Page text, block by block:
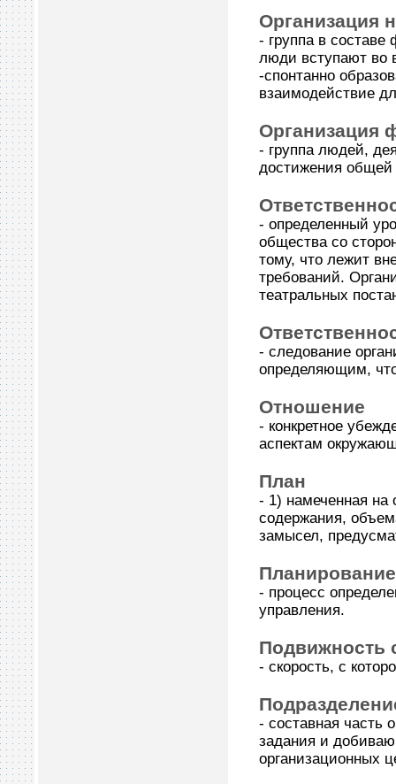
Организация
- группа в составе
люди вступают во
-спонтанно
взаимодействие
Организация
- группа людей,
достижения
- определенный
общества со
тому, что лежит
требований.
театральных
- следование
определяющим,
Отношение
- конкретное
аспектам
План
- 1) намеченная на
содержания,
замысел,
Планирование
- процесс
управления.
Подвижность
- скорость, с
- составная часть
задания и
организационных